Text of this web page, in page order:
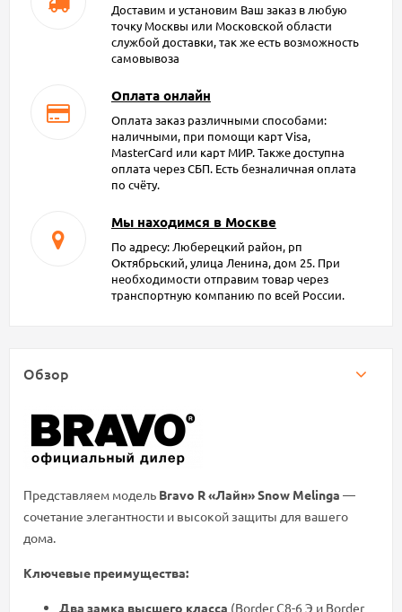
Доставим и установим Ваш заказ в любую
точку Москвы или Московской области
службой доставки, так же есть возможность
самовывоза
Оплата онлайн
Оплата заказ различными способами:
наличными, при помощи карт Visa,
MasterCard или карт МИР. Также доступна
оплата через СБП. Есть безналичная оплата
по счёту.
Мы находимся в Москве
По адресу: Люберецкий район, рп
Октябрьский, улица Ленина, дом 25. При
необходимости отправим товар через
транспортную компанию по всей России.
Обзор
Представляем модель Bravo R «Лайн» Snow Melinga —
сочетание элегантности и высокой защиты для вашего
дома.
Ключевые преимущества:
Два замка высшего класса (Border C8-6 Э и Border